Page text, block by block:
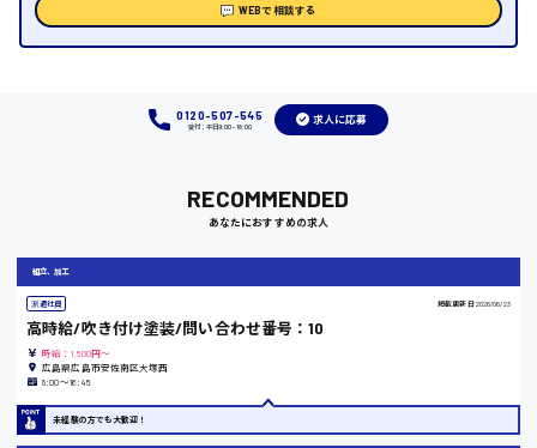
大阪府
竹原市
WEBで相談する
0120-507-545
受付：平日9:00 - 18:00
求人に応募
RECOMMENDED
あなたにおすすめの求人
組立、加工
派遣社員 掲載更新日 2026/06/23
高時給/吹き付け塗装/問い合わせ番号：10
時給：1,500円～
広島県広島市安佐南区大塚西
8:00〜16:45
未経験の方でも大歓迎！